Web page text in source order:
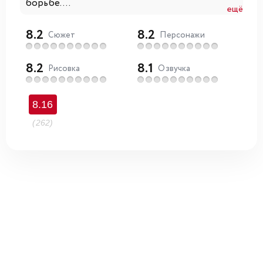
борьбе....
ещё
8.2 Сюжет 8.2 Персонажи
8.2 Рисовка 8.1 Озвучка
8.16
(262)